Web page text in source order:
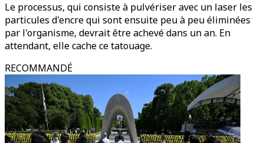
Le processus, qui consiste à pulvériser avec un laser les
particules d'encre qui sont ensuite peu à peu éliminées
par l'organisme, devrait être achevé dans un an. En
attendant, elle cache ce tatouage.
RECOMMANDÉ